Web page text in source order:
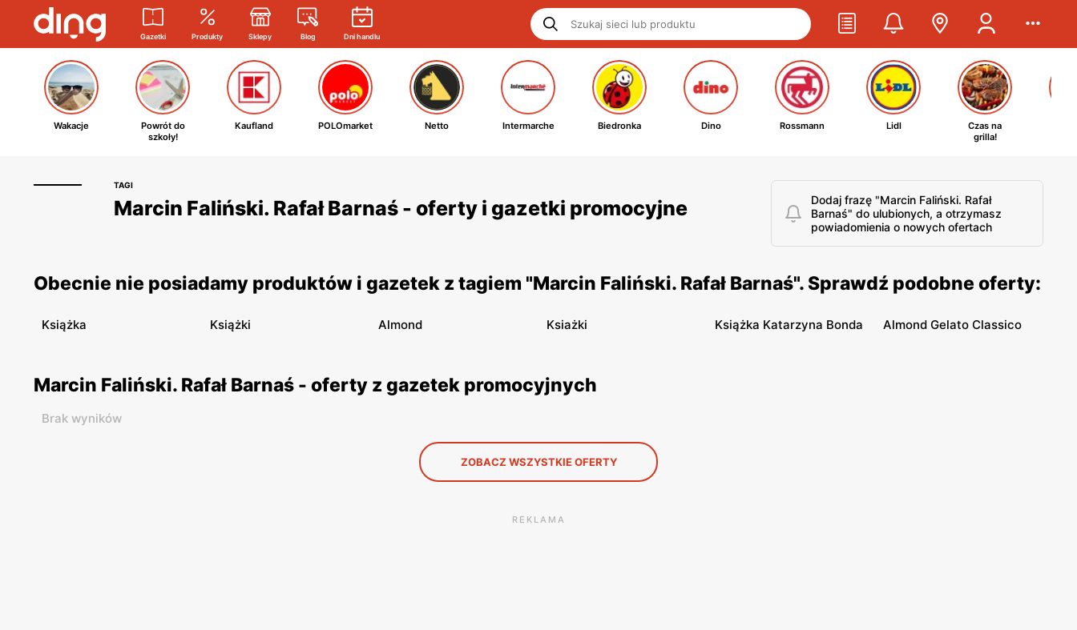
Gazetki Produkty Sklepy Blog Dni handlu
Wakacje
Powrót do
szkoły!
Kaufland POLOmarket Netto Intermarche Biedronka Dino Rossmann Lidl
Czas na
grilla!
TAGI
Marcin Faliński. Rafał Barnaś - oferty i gazetki promocyjne
Dodaj frazę "Marcin Faliński. Rafał
Barnaś" do ulubionych, a otrzymasz
powiadomienia o nowych ofertach
Obecnie nie posiadamy produktów i gazetek z tagiem "Marcin Faliński. Rafał Barnaś". Sprawdź podobne oferty:
Książka Książki Almond Ksiażki Książka Katarzyna Bonda Almond Gelato Classico
Marcin Faliński. Rafał Barnaś - oferty z gazetek promocyjnych
Brak wyników
ZOBACZ WSZYSTKIE OFERTY
REKLAMA